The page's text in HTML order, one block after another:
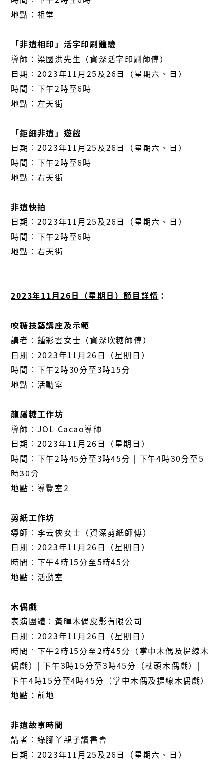
地點：祖堂
「非遺相印」活字印刷體驗
導師：梁國洪先生（資深活字印刷師傅）
日期︰2023年11月25及26日（星期六、日）
時間︰下午2時至6時
地點：左天街
「鉅細非遺」遊戲
日期︰2023年11月25及26日（星期六、日）
時間︰下午2時至6時
地點：右天街
非遺快拍
日期︰2023年11月25及26日（星期六、日）
時間︰下午2時至6時
地點：右天街
2023年11月26日（星期日）節目詳情 ：
吹糖技藝講座及示範
講者︰鍾彩雲女士（資深吹糖師傅）
日期︰2023年11月26日（星期日）
時間︰下午2時30分至3時15分
地點：活動室
龍鬚糖工作坊
導師︰JOL Cacao導師
日期︰2023年11月26日（星期日）
時間︰下午2時45分至3時45分 | 下午4時30分至5
時30分
地點：導覽室2
剪紙工作坊
導師︰李云俠女士（資深剪紙師傅）
日期︰2023年11月26日（星期日）
時間︰下午4時15分至5時45分
地點：活動室
木偶戲
表演團體︰黃暉木偶皮影有限公司
日期︰2023年11月26日（星期日）
時間︰下午2時15分至2時45分（掌中木偶及提線木
偶戲）| 下午3時15分至3時45分（杖頭木偶戲）|
下午4時15分至4時45分（掌中木偶及提線木偶戲）
地點：前地
非遺故事時間
講者︰綠腳丫親子讀書會
日期︰2023年11月25及26日（星期六、日）